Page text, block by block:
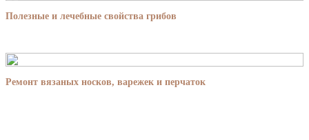
Полезные и лечебные свойства грибов
Ремонт вязаных носков, варежек и перчаток